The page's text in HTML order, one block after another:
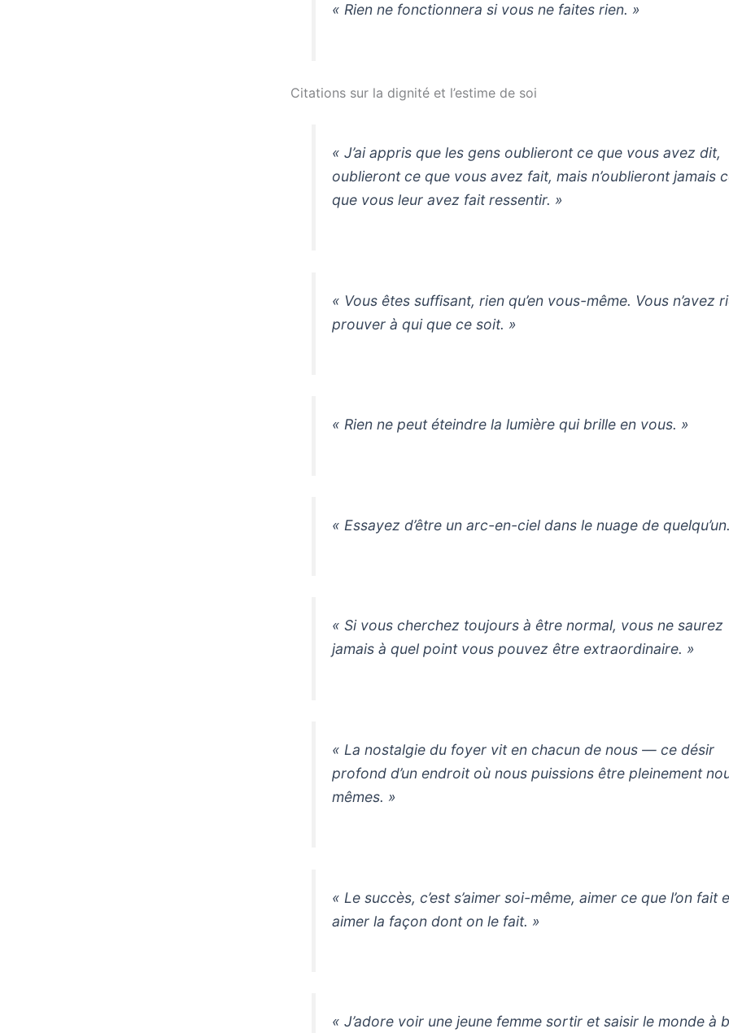
« Rien ne fonctionnera si vous ne faites rien. »
Citations sur la dignité et l’estime de soi
« J’ai appris que les gens oublieront ce que vous avez dit,
oublieront ce que vous avez fait, mais n’oublieront jamais
que vous leur avez fait ressentir. »
« Vous êtes suffisant, rien qu’en vous-même. Vous n’avez
prouver à qui que ce soit. »
« Rien ne peut éteindre la lumière qui brille en vous. »
« Essayez d’être un arc-en-ciel dans le nuage de
« Si vous cherchez toujours à être normal, vous ne saurez
jamais à quel point vous pouvez être extraordinaire. »
« La nostalgie du foyer vit en chacun de nous — ce désir
profond d’un endroit où nous puissions être pleinement
mêmes. »
« Le succès, c’est s’aimer soi-même, aimer ce que l’on fait
aimer la façon dont on le fait. »
« J’adore voir une jeune femme sortir et saisir le monde à